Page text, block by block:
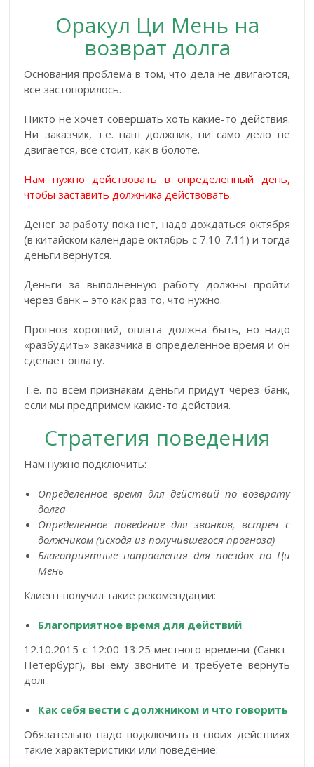
Оракул Ци Мень на
возврат долга
Основания проблема в том, что дела не двигаются,
все застопорилось.
Никто не хочет совершать хоть какие-то действия.
Ни заказчик, т.е. наш должник, ни само дело не
двигается, все стоит, как в болоте.
Нам нужно действовать в определенный день,
чтобы заставить должника действовать.
Денег за работу пока нет, надо дождаться октября
(в китайском календаре октябрь с 7.10-7.11) и тогда
деньги вернутся.
Деньги за выполненную работу должны пройти
через банк – это как раз то, что нужно.
Прогноз хороший, оплата должна быть, но надо
«разбудить» заказчика в определенное время и он
сделает оплату.
Т.е. по всем признакам деньги придут через банк,
если мы предпримем какие-то действия.
Стратегия поведения
Нам нужно подключить:
Определенное время для действий по возврату
долга
Определенное поведение для звонков, встреч с
должником (исходя из получившегося прогноза)
Благоприятные направления для поездок по Ци
Мень
Клиент получил такие рекомендации:
Благоприятное время для действий
12.10.2015 с 12:00-13:25 местного времени (Санкт-
Петербург), вы ему звоните и требуете вернуть
долг.
Как себя вести с должником и что говорить
Обязательно надо подключить в своих действиях
такие характеристики или поведение: